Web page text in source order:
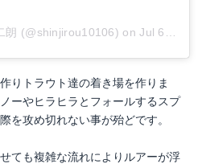
朗 (@shinjirou10106) onJul 6, 2017 at 6:03am PDT
りトラウト達の着き場を作りま
ーやヒラヒラとフォールするスプ
を攻め切れない事が殆どです。
ても複雑な流れによりルアーが浮